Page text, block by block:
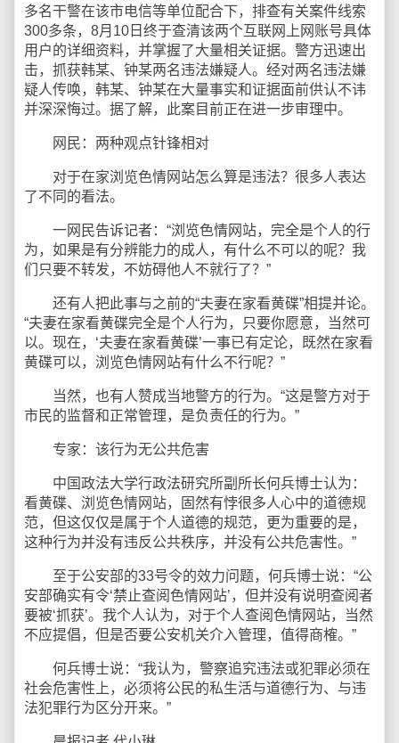
多名干警在该市电信等单位配合下，排查有关案件线索
300多条，8月10日终于查清该两个互联网上网账号具体
用户的详细资料，并掌握了大量相关证据。警方迅速出
击，抓获韩某、钟某两名违法嫌疑人。经对两名违法嫌
疑人传唤，韩某、钟某在大量事实和证据面前供认不讳
并深深悔过。据了解，此案目前正在进一步审理中。
网民：两种观点针锋相对
对于在家浏览色情网站怎么算是违法？很多人表达
了不同的看法。
一网民告诉记者：“浏览色情网站，完全是个人的行
为，如果是有分辨能力的成人，有什么不可以的呢？我
们只要不转发，不妨碍他人不就行了？”
还有人把此事与之前的“夫妻在家看黄碟”相提并论。
“夫妻在家看黄碟完全是个人行为，只要你愿意，当然可
以。现在，‘夫妻在家看黄碟’一事已有定论，既然在家看
黄碟可以，浏览色情网站有什么不行呢？”
当然，也有人赞成当地警方的行为。“这是警方对于
市民的监督和正常管理，是负责任的行为。”
专家：该行为无公共危害
中国政法大学行政法研究所副所长何兵博士认为：
看黄碟、浏览色情网站，固然有悖很多人心中的道德规
范，但这仅仅是属于个人道德的规范，更为重要的是，
这种行为并没有违反公共秩序，并没有公共危害性。”
至于公安部的33号令的效力问题，何兵博士说：“公
安部确实有令‘禁止查阅色情网站’，但并没有说明查阅者
要被‘抓获’。我个人认为，对于个人查阅色情网站，当然
不应提倡，但是否要公安机关介入管理，值得商榷。”
何兵博士说：“我认为，警察追究违法或犯罪必须在
社会危害性上，必须将公民的私生活与道德行为、与违
法犯罪行为区分开来。”